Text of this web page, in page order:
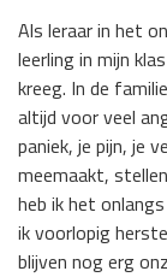
Als leraar in het
leerling in mijn
kreeg. In de
altijd voor veel
paniek, je pijn, je
meemaakt,
heb ik het
ik voorlopig
blijven nog erg